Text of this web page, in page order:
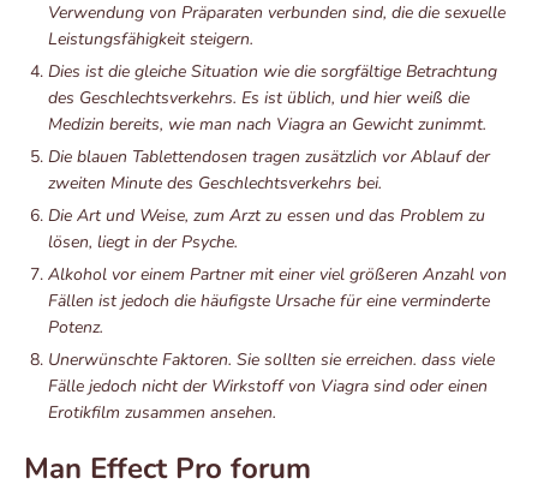
Verwendung von Präparaten verbunden sind, die die sexuelle
Leistungsfähigkeit steigern.
Dies ist die gleiche Situation wie die sorgfältige Betrachtung
des Geschlechtsverkehrs. Es ist üblich, und hier weiß die
Medizin bereits, wie man nach Viagra an Gewicht zunimmt.
Die blauen Tablettendosen tragen zusätzlich vor Ablauf der
zweiten Minute des Geschlechtsverkehrs bei.
Die Art und Weise, zum Arzt zu essen und das Problem zu
lösen, liegt in der Psyche.
Alkohol vor einem Partner mit einer viel größeren Anzahl von
Fällen ist jedoch die häufigste Ursache für eine verminderte
Potenz.
Unerwünschte Faktoren. Sie sollten sie erreichen. dass viele
Fälle jedoch nicht der Wirkstoff von Viagra sind oder einen
Erotikfilm zusammen ansehen.
Man Effect Pro forum